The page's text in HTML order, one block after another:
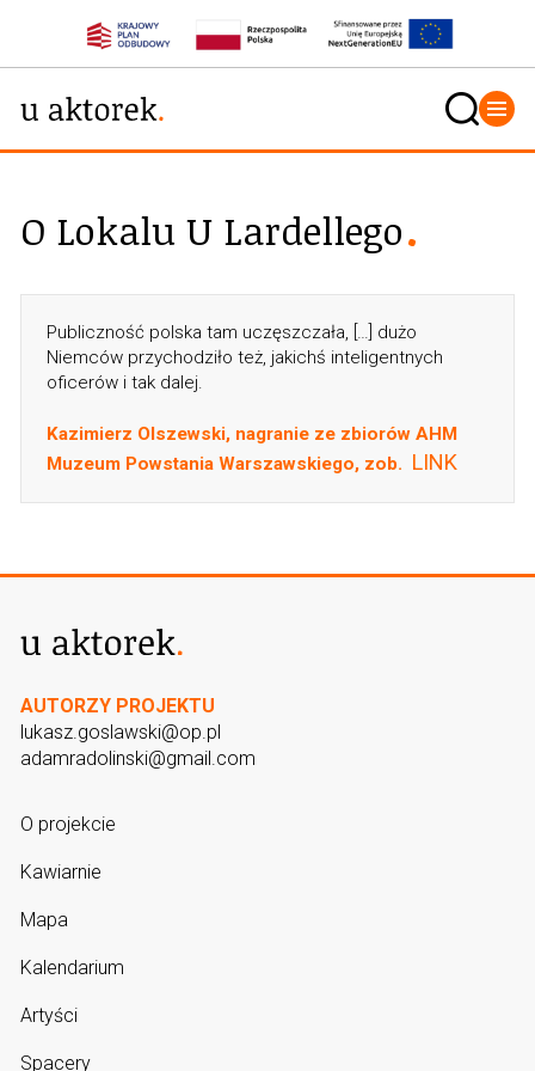
O Lokalu U Lardellego
Publiczność polska tam uczęszczała, […] dużo
Niemców przychodziło też, jakichś inteligentnych
oficerów i tak dalej.
Kazimierz Olszewski, nagranie ze zbiorów AHM
Muzeum Powstania Warszawskiego, zob. LINK
AUTORZY PROJEKTU
lukasz.goslawski@op.pl
adamradolinski@gmail.com
O projekcie
Kawiarnie
Mapa
Kalendarium
Artyści
Spacery